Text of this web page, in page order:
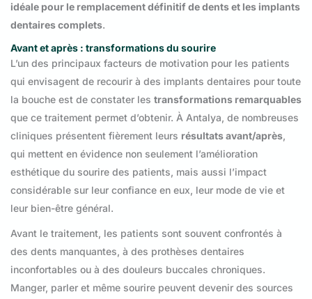
idéale pour le remplacement définitif de dents et les implants
dentaires complets.
Avant et après : transformations du sourire
L’un des principaux facteurs de motivation pour les patients
qui envisagent de recourir à des implants dentaires pour toute
la bouche est de constater les transformations remarquables
que ce traitement permet d’obtenir. À Antalya, de nombreuses
cliniques présentent fièrement leurs résultats avant/après,
qui mettent en évidence non seulement l’amélioration
esthétique du sourire des patients, mais aussi l’impact
considérable sur leur confiance en eux, leur mode de vie et
leur bien-être général.
Avant le traitement, les patients sont souvent confrontés à
des dents manquantes, à des prothèses dentaires
inconfortables ou à des douleurs buccales chroniques.
Manger, parler et même sourire peuvent devenir des sources